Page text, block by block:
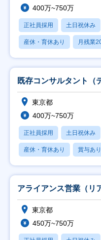
400万~750万
正社員採用 土日祝休み
産休・育休あり 月残業
既存コンサルタント（
東京都
400万~750万
正社員採用 土日祝休み
産休・育休あり 賞与あり
アライアンス営業（リ
東京都
450万~750万